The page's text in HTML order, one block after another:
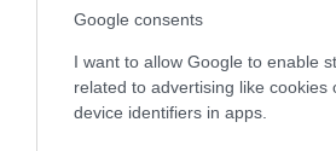
Google consents
I want to allow Google to enable
related to advertising like cookies
device identifiers in apps.